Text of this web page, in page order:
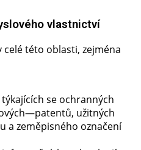
vlastnictví
této oblasti, zejména
se ochranných
užitných
a zeměpisného označení